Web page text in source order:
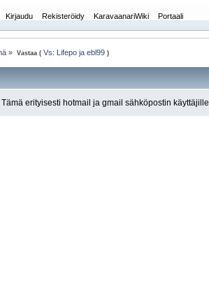
Kirjaudu Rekisteröidy KaravaanariWiki Portaali
» Vastaa ( Vs: Lifepo ja ebl99)
erityisesti hotmail ja gmail sähköpostin käyttäjille.